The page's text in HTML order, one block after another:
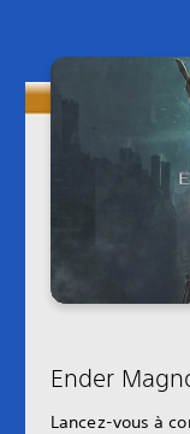
Ender
Lancez-vous à